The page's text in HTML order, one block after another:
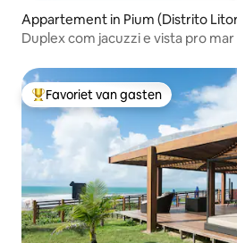
Appartement in Pium (Distrito
Duplex com jacuzzi e vista pro mar
Topfavoriet van gasten
Favoriet van gasten